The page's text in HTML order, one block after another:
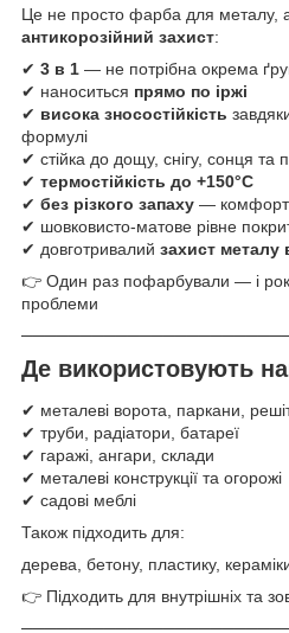
Це не просто фарба для металу,
антикорозійний захист:
✔ 3 в 1 — не потрібна окрема
✔ наноситься прямо по іржі
✔ висока зносостійкість
формулі
✔ стійка до дощу, снігу, сонця та
✔ термостійкість до +150°C
✔ без різкого запаху —
✔ шовковисто-матове рівне
✔ довготривалий захист металу
👉 Один раз пофарбували — і
проблеми
Де використовують
✔ металеві ворота, паркани,
✔ труби, радіатори, батареї
✔ гаражі, ангари, склади
✔ металеві конструкції та огорожі
✔ садові меблі
Також підходить для:
дерева, бетону, пластику,
👉 Підходить для внутрішніх та